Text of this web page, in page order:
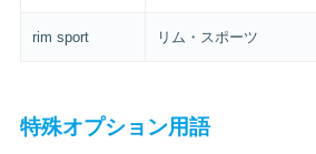
rim sport リム・スポーツ
特殊オプション用語